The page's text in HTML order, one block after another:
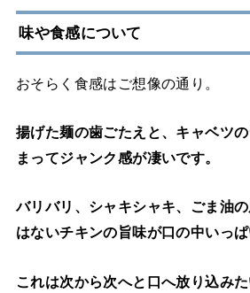
味や食感について
おそらく食感はご想像の通り。
揚げた麺の歯ごたえと、キャベツ
まってジャンク感が凄いです。
バリバリ、シャキシャキ、ごま油
はないチキンの旨味が口の中いっぱ
これは次から次へと口へ放り込み